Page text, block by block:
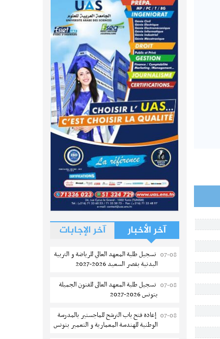
آخر الأخبار آخر الإجابات
07-08 تسجيل طلبة المعهد العالي للرياضة و التربية
البدنية بقصر السعيد 2026-2027
07-08 تسجيل طلبة المعهد العالى للفنون الجميلة
بتونس 2026-2027
07-08 إعادة فتح باب الترشح للماجستير بالمدرسة
الوطنية للهندسة المعمارية و التعمير بتونس